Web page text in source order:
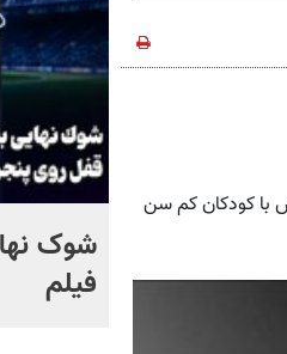
با کودکان کم سن
در لحظه زلزله ۷.۱ ریشتری +
شوک
فیلم